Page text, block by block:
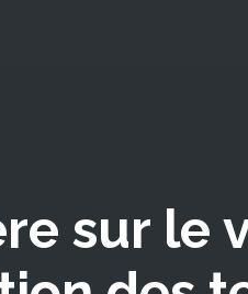
sur le